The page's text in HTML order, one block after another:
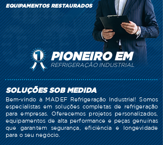
EQUIPAMENTOS RESTAURADOS
PIONEIRO EM
REFRIGERAÇÃO INDUSTRIAL
SOLUÇÕES SOB MEDIDA
Bem-vindo à MADEF Refrigeração Industrial!Somos
especialistas em soluções completas de refrigeração
para empresas. Oferecemos projetos personalizados,
equipamentos de alta performance e peças genuínas
que garantem segurança, eficiência e longevidade
para o seu negócio.